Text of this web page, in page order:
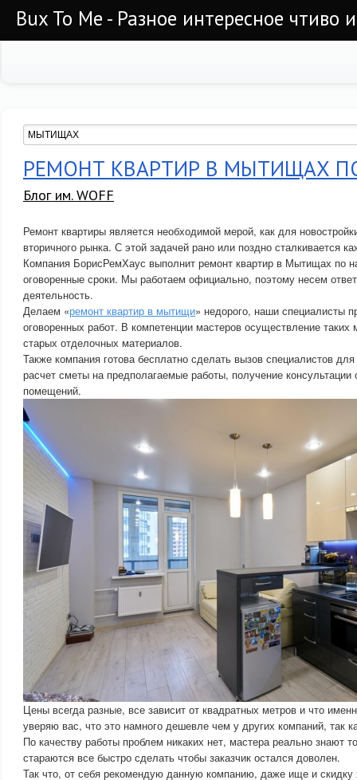
Bux To Me - Разное интересное чтиво
РЕМОНТ КВАРТИР В МЫТИЩАХ
Блог им. WOFF
Ремонт квартиры является необходимой мерой, как для
вторичного рынка. С этой задачей рано или поздно сталкивается
Компания БорисРемХаус выполнит ремонт квартир в Мытищах по
оговоренные сроки. Мы работаем официально, поэтому несем
деятельность.
Делаем «ремонт квартир в мытищи» недорого, наши специалисты
оговоренных работ. В компетенции мастеров осуществление таких
старых отделочных материалов.
Также компания готова бесплатно сделать вызов специалистов
расчет сметы на предполагаемые работы, получение консультации
помещений.
Цены всегда разные, все зависит от квадратных метров и что
уверяю вас, что это намного дешевле чем у других компаний, так
По качеству работы проблем никаких нет, мастера реально знают
стараются все быстро сделать чтобы заказчик остался доволен.
Так что, от себя рекомендую данную компанию, даже ище и